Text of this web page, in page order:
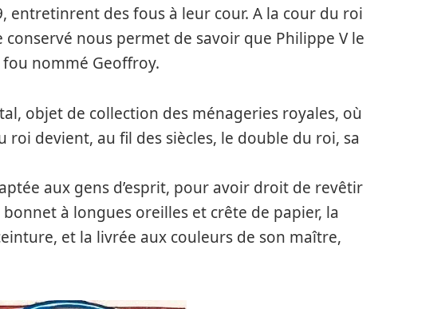
entretinrent des fous à leur cour. A la cour du roi
conservé nous permet de savoir que Philippe V le
fou nommé Geoffroy.
objet de collection des ménageries royales, où
devient, au fil des siècles, le double du roi, sa
aux gens d’esprit, pour avoir droit de revêtir
à longues oreilles et crête de papier, la
et la livrée aux couleurs de son maître,